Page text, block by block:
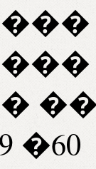
�60